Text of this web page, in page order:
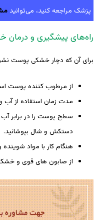
پزشک مراجعه کنید، می‌توانید
راه‌های پیشگیری و
برای آن که دچار خشکی پوست
از مرطوب کننده پوست
مدت زمان استفاده از
سطح پوست را در برابر آب
دستکش و شال بپوشانید.
هنگام کار با مواد
از صابون ‌های قوی و